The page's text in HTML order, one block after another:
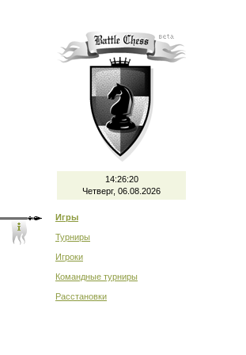
14:26:21
Четверг, 06.08.2026
Игры
Турниры
Игроки
Командные турниры
Расстановки